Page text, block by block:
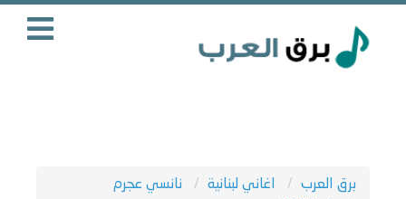
برق العرب اغاني لبنانية
نانسي عجرم